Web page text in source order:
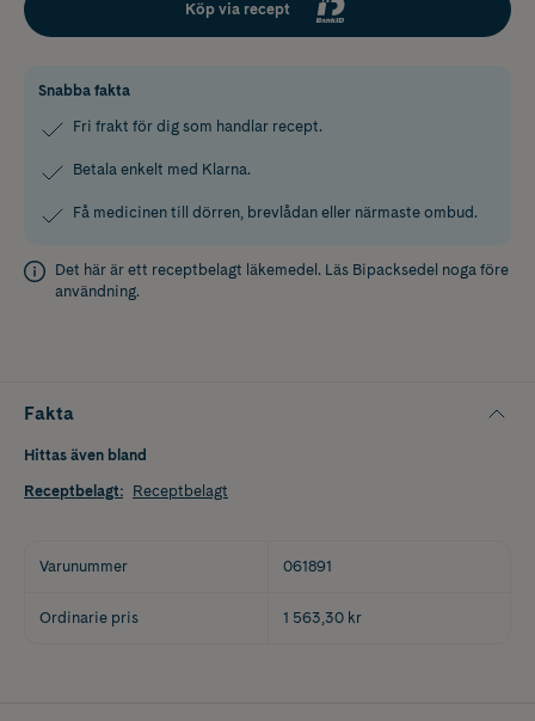
Köp via recept
Snabba fakta
Fri frakt för dig som handlar recept.
Betala enkelt med Klarna.
Få medicinen till dörren, brevlådan eller närmaste ombud.
Det här är ett receptbelagt läkemedel. Läs Bipacksedel noga före
användning.
Fakta
Hittas även bland
Receptbelagt: Receptbelagt
Varunummer 061891
Ordinarie pris 1 563,30 kr